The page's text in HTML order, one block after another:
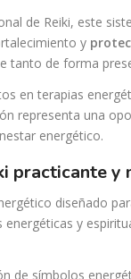
de Reiki, este
y
tanto de forma
en terapias
representa una
energético.
practicante y
diseñado
y
de símbolos